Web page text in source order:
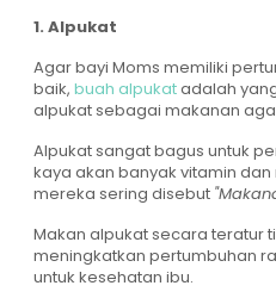
1. Alpukat
Agar bayi Moms memiliki
baik, buah alpukatadalah
alpukat sebagai makanan
Alpukat sangat bagus untuk
kaya akan banyak vitamin
mereka sering disebut
Makan alpukat secara teratur
meningkatkan pertumbuhan
untuk kesehatan ibu.